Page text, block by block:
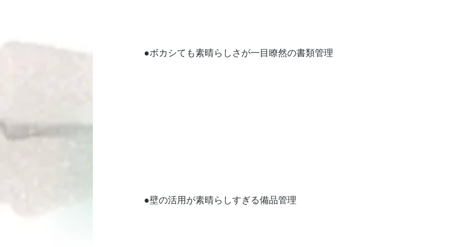
●ボカシても素晴らしさが一目瞭然の書類管理
●壁の活用が素晴らしすぎる備品管理